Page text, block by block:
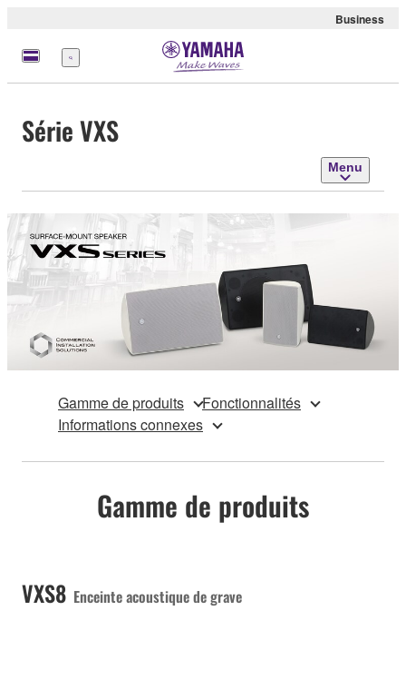
Business
Menu
Série VXS
Menu
Gamme de produits
Fonctionnalités
Informations connexes
Gamme de produits
VXS8 Enceinte acoustique de grave